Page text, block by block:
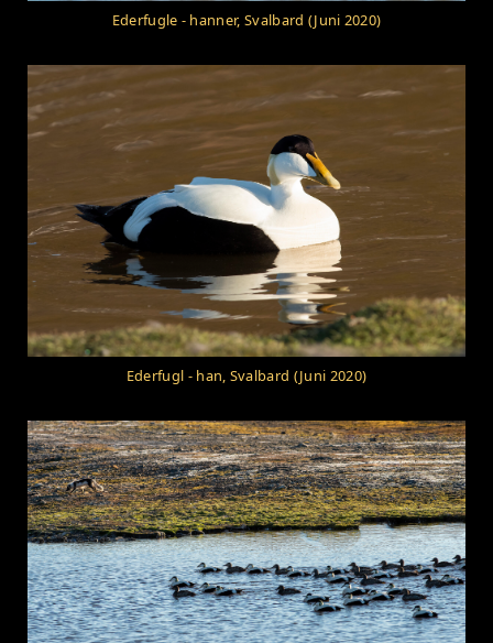
Ederfugle - hanner, Svalbard (Juni 2020)
Ederfugl - han, Svalbard (Juni 2020)